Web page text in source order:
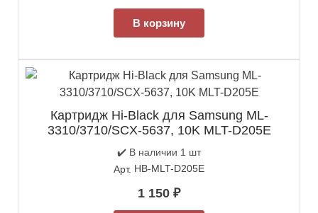
В корзину
Картридж Hi-Black для Samsung ML-
3310/3710/SCX-5637, 10K MLT-D205E
✔️ В наличии 1 шт
Арт. HB-MLT-D205E
1 150 ₽